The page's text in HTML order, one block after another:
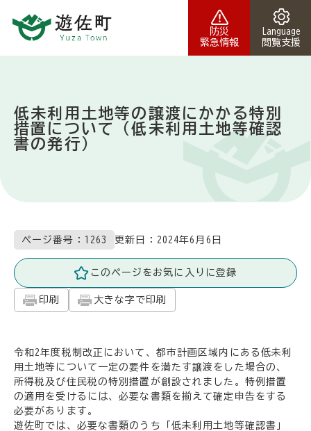
防災
緊急情報
Language
閲覧支援
低未利用土地等の譲渡にかかる特別
措置について（低未利用土地等確認
書の発行）
ページ番号：1263 更新日： 2024年6月6日
このページをお気に入りに登録
印刷 大きな字で印刷
令和2年度税制改正において、都市計画区域内にある低未利
用土地等について一定の要件を満たす譲渡をした場合の、
所得税及び住民税の特別措置が創設されました。特例措置
の適用を受けるには、必要な書類を揃えて確定申告をする
必要があります。
遊佐町では、必要な書類のうち「低未利用土地等確認書」